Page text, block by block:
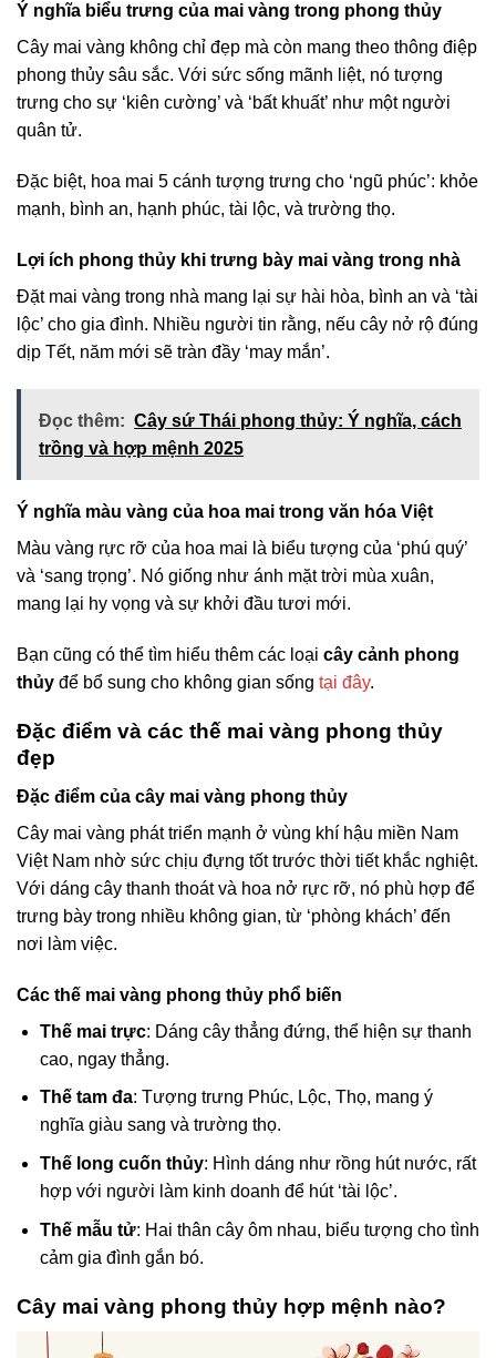
Ý nghĩa biểu trưng của mai vàng trong phong thủy
Cây mai vàng không chỉ đẹp mà còn mang theo thông điệp
phong thủy sâu sắc. Với sức sống mãnh liệt, nó tượng
trưng cho sự ‘kiên cường’ và ‘bất khuất’ như một người
quân tử.
Đặc biệt, hoa mai 5 cánh tượng trưng cho ‘ngũ phúc’: khỏe
mạnh, bình an, hạnh phúc, tài lộc, và trường thọ.
Lợi ích phong thủy khi trưng bày mai vàng trong nhà
Đặt mai vàng trong nhà mang lại sự hài hòa, bình an và ‘tài
lộc’ cho gia đình. Nhiều người tin rằng, nếu cây nở rộ đúng
dịp Tết, năm mới sẽ tràn đầy ‘may mắn’.
Đọc thêm: Cây sứ Thái phong thủy: Ý nghĩa, cách
trồng và hợp mệnh 2025
Ý nghĩa màu vàng của hoa mai trong văn hóa Việt
Màu vàng rực rỡ của hoa mai là biểu tượng của ‘phú quý’
và ‘sang trọng’. Nó giống như ánh mặt trời mùa xuân,
mang lại hy vọng và sự khởi đầu tươi mới.
Bạn cũng có thể tìm hiểu thêm các loại cây cảnh phong
thủy để bổ sung cho không gian sống tại đây.
Đặc điểm và các thế mai vàng phong thủy
đẹp
Đặc điểm của cây mai vàng phong thủy
Cây mai vàng phát triển mạnh ở vùng khí hậu miền Nam
Việt Nam nhờ sức chịu đựng tốt trước thời tiết khắc nghiệt.
Với dáng cây thanh thoát và hoa nở rực rỡ, nó phù hợp để
trưng bày trong nhiều không gian, từ ‘phòng khách’ đến
nơi làm việc.
Các thế mai vàng phong thủy phổ biến
Thế mai trực: Dáng cây thẳng đứng, thể hiện sự thanh
cao, ngay thẳng.
Thế tam đa: Tượng trưng Phúc, Lộc, Thọ, mang ý
nghĩa giàu sang và trường thọ.
Thế long cuốn thủy: Hình dáng như rồng hút nước, rất
hợp với người làm kinh doanh để hút ‘tài lộc’.
Thế mẫu tử: Hai thân cây ôm nhau, biểu tượng cho tình
cảm gia đình gắn bó.
Cây mai vàng phong thủy hợp mệnh nào?